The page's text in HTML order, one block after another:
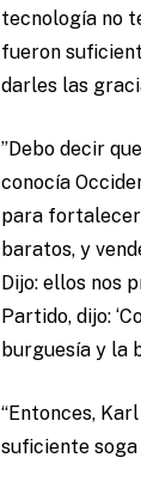
tecnología no
fueron
darles las
”Debo decir
conocía
para fortalecer
baratos, y
Dijo: ellos nos
Partido, dijo:
burguesía y la
“Entonces,
suficiente soga